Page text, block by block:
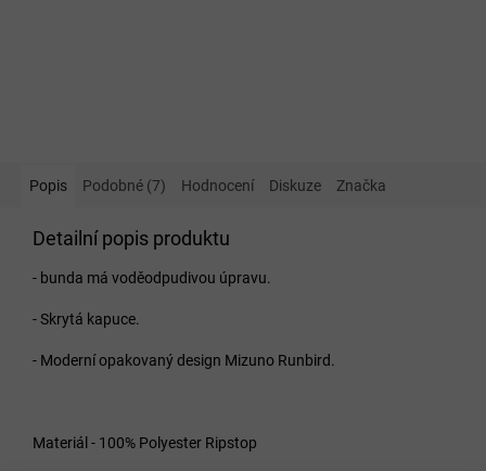
Popis Podobné (7) Hodnocení Diskuze Značka
Detailní popis produktu
- bunda má voděodpudivou úpravu.
- Skrytá kapuce.
- Moderní opakovaný design Mizuno Runbird.
Materiál - 100% Polyester Ripstop